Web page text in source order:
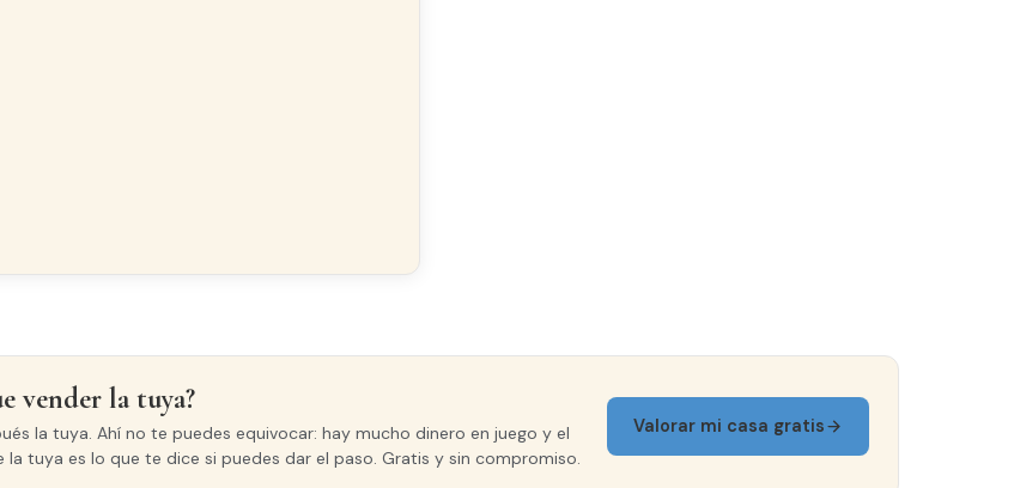
vender la tuya?
la tuya. Ahí no te puedes equivocar: hay mucho dinero en juego y el
tuya es lo que te dice si puedes dar el paso. Gratis y sin compromiso.
Valorar mi casa gratis